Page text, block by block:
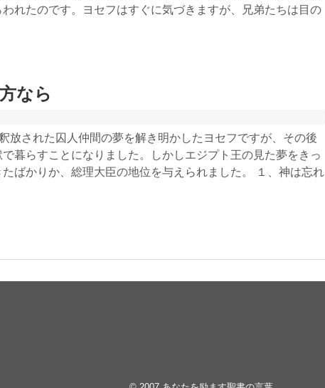
れたのです。ヨセフはすぐに気づきますが、兄弟たちは目の
なら
放された囚人仲間の夢を解き明かしたヨセフですが、その後
暮らすことになりました。しかしエジプト王の見た夢をきっ
ばかりか、総理大臣の地位を与えられました。 １、神は忘れ